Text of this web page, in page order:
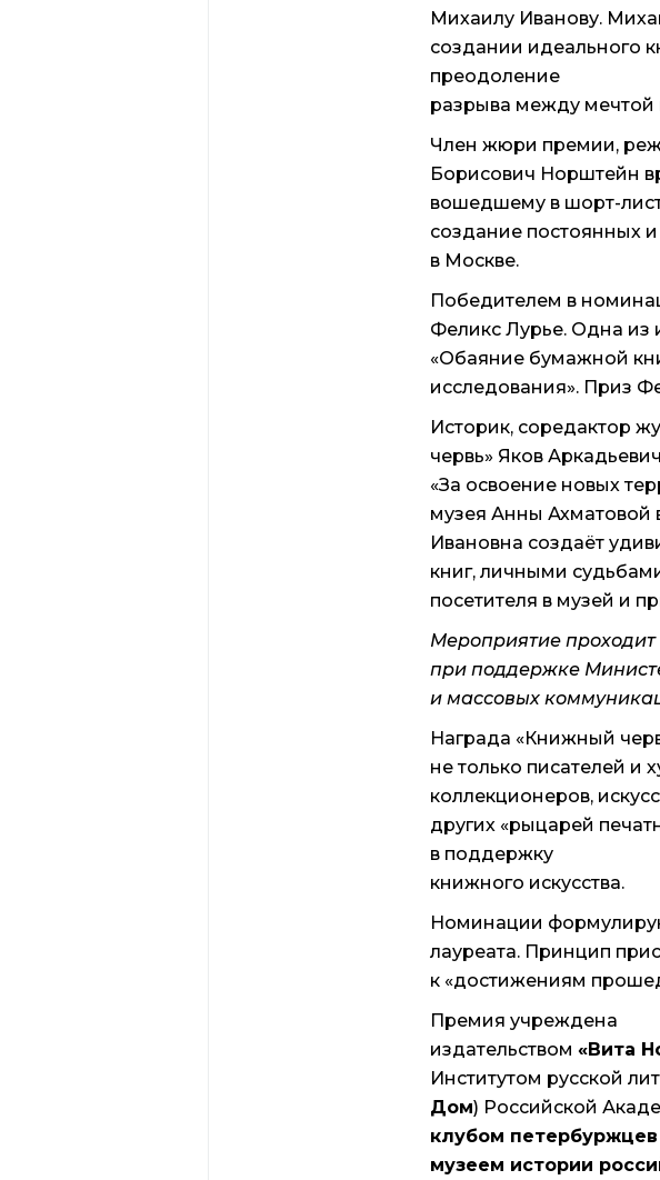
Михаилу Иванову.
создании идеального
преодоление
разрыва между мечтой
Член жюри премии,
Борисович Норштейн
вошедшему в шорт-
создание постоянных
в Москве.
Победителем в
Феликс Лурье. Одна из
«Обаяние бумажной
исследования». Приз
Историк, соредактор
червь» Яков
«За освоение новых
музея Анны
Ивановна создаёт
книг, личными
посетителя в музей и
Мероприятие проходит
при поддержке
и массовых
Награда «Книжный
не только писателей и
коллекционеров,
других «рыцарей
в поддержку
книжного искусства.
Номинации
лауреата. Принцип
к «достижениям
Премия учреждена
издательством «Вита
Институтом русской
Дом) Российской
клубом петербуржцев
музеем истории